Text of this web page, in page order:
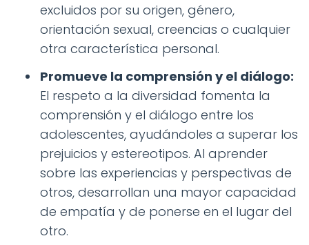
excluidos por su origen, género,
orientación sexual, creencias o cualquier
otra característica personal.
Promueve la comprensión y el diálogo:
El respeto a la diversidad fomenta la
comprensión y el diálogo entre los
adolescentes, ayudándoles a superar los
prejuicios y estereotipos. Al aprender
sobre las experiencias y perspectivas de
otros, desarrollan una mayor capacidad
de empatía y de ponerse en el lugar del
otro.